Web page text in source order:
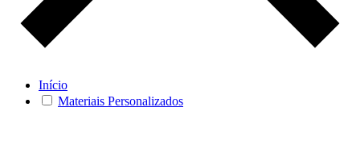
Início
Materiais Personalizados